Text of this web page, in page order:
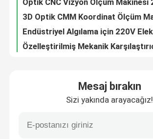
Kalite kontrol
Bizimle İletişim
Mesaj bırakın
Sizi yakında arayacağız!